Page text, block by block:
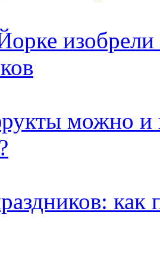
изобрели
можно и
как